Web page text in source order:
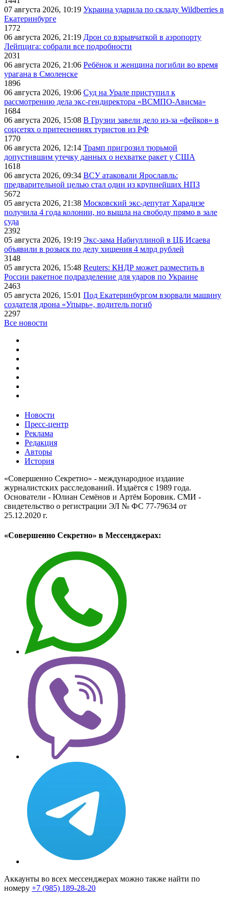
07 августа 2026, 10:19 Украина ударила по складу Wildberries в
Екатеринбурге
1772
06 августа 2026, 21:19 Дрон со взрывчаткой в аэропорту
Лейпцига: собрали все подробности
2031
06 августа 2026, 21:06 Ребёнок и женщина погибли во время
урагана в Смоленске
1896
06 августа 2026, 19:06 Суд на Урале приступил к
рассмотрению дела экс-гендиректора «ВСМПО-Ависма»
1684
06 августа 2026, 15:08 В Грузии завели дело из-за «фейков» в
соцсетях о притеснениях туристов из РФ
1770
06 августа 2026, 12:14 Трамп пригрозил тюрьмой
допустившим утечку данных о нехватке ракет у США
1618
06 августа 2026, 09:34 ВСУ атаковали Ярославль:
предварительной целью стал один из крупнейших НПЗ
5672
05 августа 2026, 21:38 Московский экс-депутат Харадизе
получила 4 года колонии, но вышла на свободу прямо в зале
суда
2392
05 августа 2026, 19:19 Экс-зама Набиуллиной в ЦБ Исаева
объявили в розыск по делу хищения 4 млрд рублей
3148
05 августа 2026, 15:48 Reuters: КНДР может разместить в
России ракетное подразделение для ударов по Украине
2463
05 августа 2026, 15:01 Под Екатеринбургом взорвали машину
создателя дрона «Упырь», водитель погиб
2297
Все новости
Новости
Пресс-центр
Реклама
Редакция
Авторы
История
«Совершенно Секретно» - международное издание
журналистских расследований. Издаётся с 1989 года.
Основатели - Юлиан Семёнов и Артём Боровик. CМИ -
свидетельство о регистрации ЭЛ № ФС 77-79634 от
25.12.2020 г.
«Совершенно Секретно» в Мессенджерах:
Аккаунты во всех мессенджерах можно также найти по
номеру +7 (985) 189-28-20